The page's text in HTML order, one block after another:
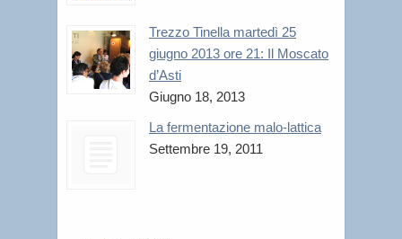
Trezzo Tinella martedì 25
giugno 2013 ore 21: Il Moscato
d’Asti
Giugno 18, 2013
La fermentazione malo-lattica
Settembre 19, 2011